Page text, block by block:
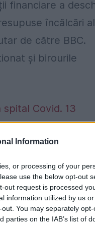
Information
or processing of your
use the below opt-out
out request is processed
information utilized by us
You may separately
on the IAB’s list of
financiare a
încălcări
de către BBC.
și birourile
spital Covid. 13
exploziei
după ce un
de terapie